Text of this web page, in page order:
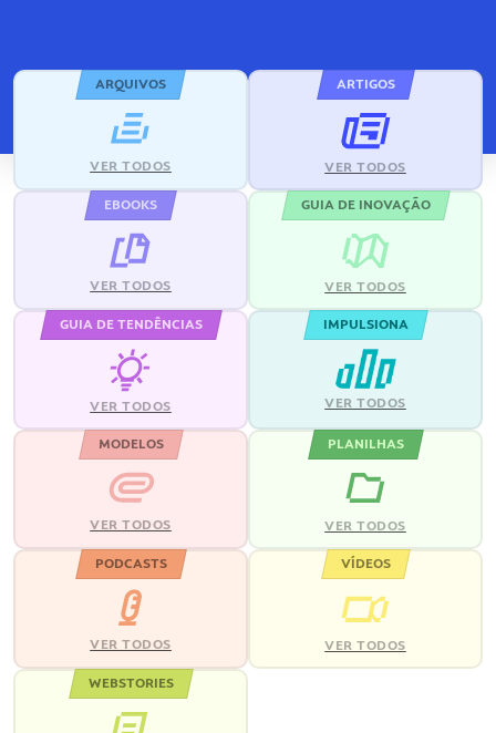
ARQUIVOS
VER TODOS
ARTIGOS
VER TODOS
EBOOKS
VER TODOS
GUIA DE INOVAÇÃO
VER TODOS
GUIA DE TENDÊNCIAS
VER TODOS
IMPULSIONA
VER TODOS
MODELOS
VER TODOS
PLANILHAS
VER TODOS
PODCASTS
VER TODOS
VÍDEOS
VER TODOS
WEBSTORIES